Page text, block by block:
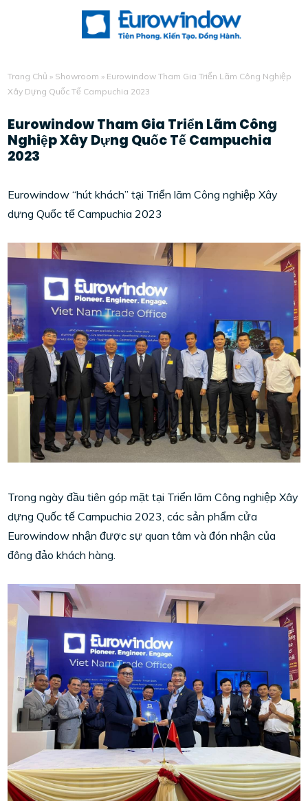
Trang Chủ » Showroom » Eurowindow Tham Gia Triển Lãm Công Nghiệp
Xây Dựng Quốc Tế Campuchia 2023
Eurowindow Tham Gia Triển Lãm Công
Nghiệp Xây Dựng Quốc Tế Campuchia
2023
Eurowindow “hút khách” tại Triển lãm Công nghiệp Xây
dựng Quốc tế Campuchia 2023
Trong ngày đầu tiên góp mặt tại Triển lãm Công nghiệp Xây
dựng Quốc tế Campuchia 2023, các sản phẩm cửa
Eurowindow nhận được sự quan tâm và đón nhận của
đông đảo khách hàng.